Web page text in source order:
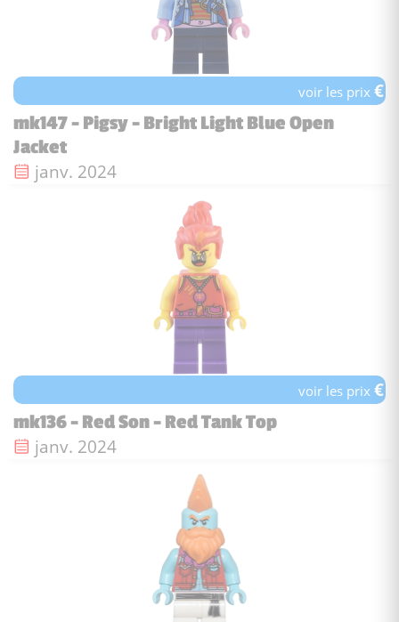
voir les prix€
mk147 - Pigsy - Bright Light Blue Open
Jacket
Date de sortie :
janv. 2024
voir les prix€
mk136 - Red Son - Red Tank Top
Date de sortie :
janv. 2024